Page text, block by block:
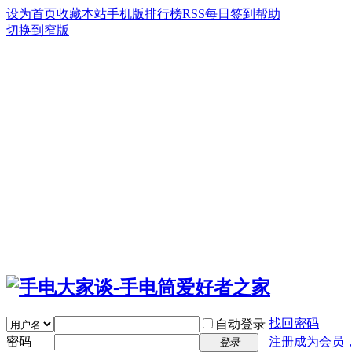
设为首页收藏本站手机版排行榜RSS每日签到 帮助
切换到窄版
自动登录 找回密码
密码
登录 注册成为会员